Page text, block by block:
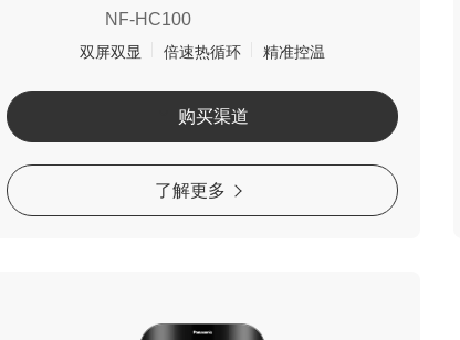
NF-HC100
双屏双显 倍速热循环 精准控温
购买渠道
了解更多